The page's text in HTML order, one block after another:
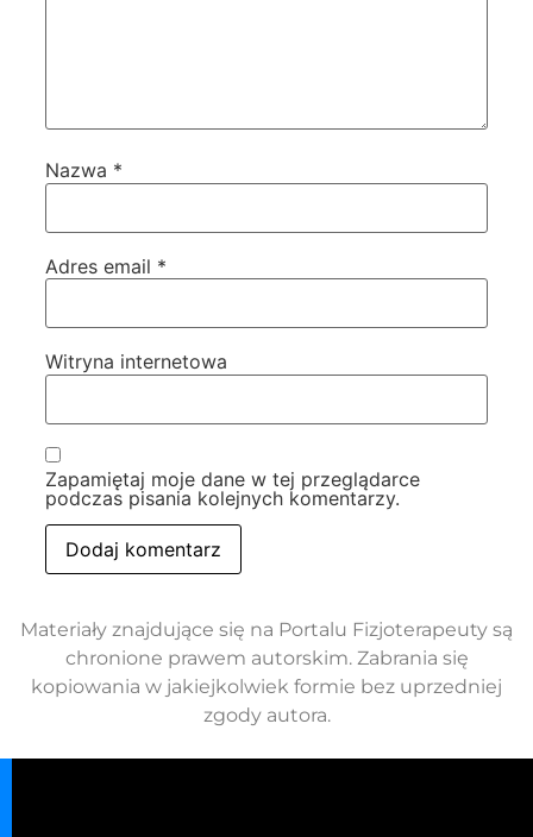
Nazwa *
Adres email *
Witryna internetowa
Zapamiętaj moje dane w tej przeglądarce
podczas pisania kolejnych komentarzy.
Materiały znajdujące się na Portalu Fizjoterapeuty są
chronione prawem autorskim. Zabrania się
kopiowania w jakiejkolwiek formie bez uprzedniej
zgody autora.